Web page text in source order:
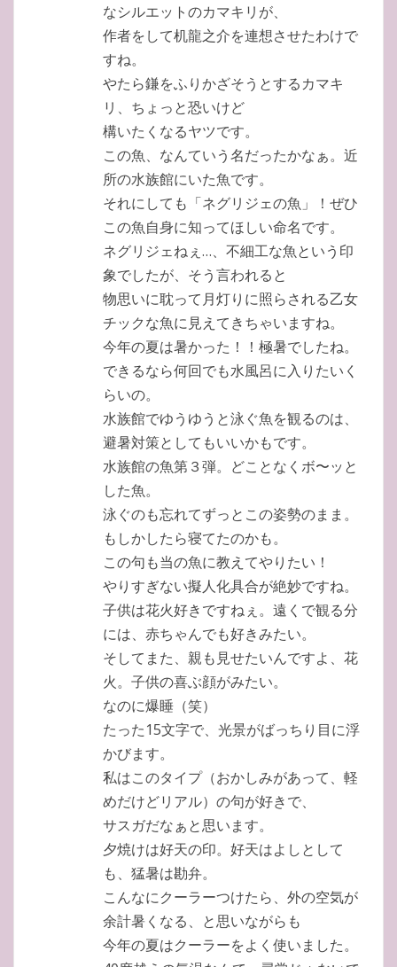
なシルエットのカマキリが、
作者をして机龍之介を連想させたわけで
すね。
やたら鎌をふりかざそうとするカマキ
リ、ちょっと恐いけど
構いたくなるヤツです。
この魚、なんていう名だったかなぁ。近
所の水族館にいた魚です。
それにしても「ネグリジェの魚」！ぜひ
この魚自身に知ってほしい命名です。
ネグリジェねぇ…、不細工な魚という印
象でしたが、そう言われると
物思いに耽って月灯りに照らされる乙女
チックな魚に見えてきちゃいますね。
今年の夏は暑かった！！極暑でしたね。
できるなら何回でも水風呂に入りたいく
らいの。
水族館でゆうゆうと泳ぐ魚を観るのは、
避暑対策としてもいいかもです。
水族館の魚第３弾。どことなくボ〜ッと
した魚。
泳ぐのも忘れてずっとこの姿勢のまま。
もしかしたら寝てたのかも。
この句も当の魚に教えてやりたい！
やりすぎない擬人化具合が絶妙ですね。
子供は花火好きですねぇ。遠くで観る分
には、赤ちゃんでも好きみたい。
そしてまた、親も見せたいんですよ、花
火。子供の喜ぶ顔がみたい。
なのに爆睡（笑）
たった15文字で、光景がばっちり目に浮
かびます。
私はこのタイプ（おかしみがあって、軽
めだけどリアル）の句が好きで、
サスガだなぁと思います。
夕焼けは好天の印。好天はよしとして
も、猛暑は勘弁。
こんなにクーラーつけたら、外の空気が
余計暑くなる、と思いながらも
今年の夏はクーラーをよく使いました。